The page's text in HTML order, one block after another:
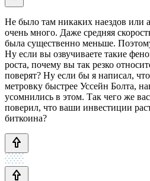
Не было там никаких наездов или
очень много. Даже средняя
была существенно меньше.
Ну если вы озвучиваете такие
роста, почему вы так резко
поверят? Ну если бы я написал,
метровку быстрее Уссейн Болта,
усомнились в этом. Так чего же вас
поверил, что ваши инвестиции
биткоина?